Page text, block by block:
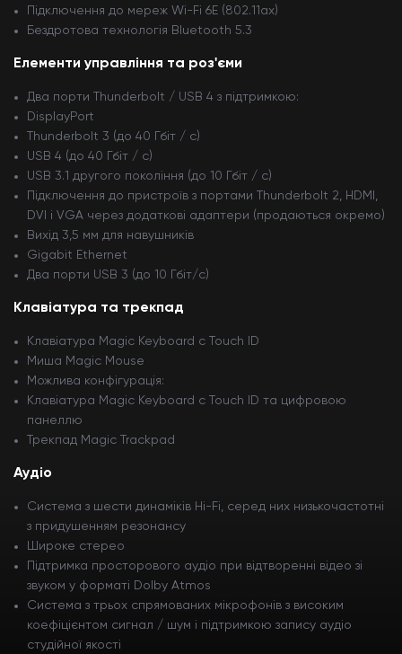
Підключення до мереж Wi-Fi 6E (802.11ax)
Бездротова технологія Bluetooth 5.3
Елементи управління та роз'єми
Два порти Thunderbolt / USB 4 з підтримкою:
DisplayPort
Thunderbolt 3 (до 40 Гбіт / с)
USB 4 (до 40 Гбіт / с)
USB 3.1 другого покоління (до 10 Гбіт / с)
Підключення до пристроїв з портами Thunderbolt 2, HDMI,
DVI і VGA через додаткові адаптери (продаються окремо)
Вихід 3,5 мм для навушників
Gigabit Ethernet
Два порти USB 3 (до 10 Гбіт/с)
Клавіатура та трекпад
Клавіатура Magic Keyboard с Touch ID
Миша Magic Mouse
Можлива конфігурація:
Клавіатура Magic Keyboard с Touch ID та цифровою
панеллю
Трекпад Magic Trackpad
Аудіо
Система з шести динаміків Hi-Fi, серед них низькочастотні
з придушенням резонансу
Широке стерео
Підтримка просторового аудіо при відтворенні відео зі
звуком у форматі Dolby Atmos
Система з трьох спрямованих мікрофонів з високим
коефіцієнтом сигнал / шум і підтримкою запису аудіо
студійної якості